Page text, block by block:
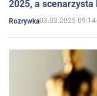
2025, a scenarzysta
Rozrywka03.03.2025 09:14